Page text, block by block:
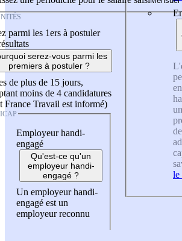
parmi les 1ers à postuler
serez-vous parmi les
premiers à postuler ?
de plus de 15 jours,
moins de 4 candidatures
France Travail est informé)
Employeur handi-
engagé
Qu'est-ce qu'un
employeur handi-
engagé ?
Un employeur handi-
engagé est un
employeur reconnu
le